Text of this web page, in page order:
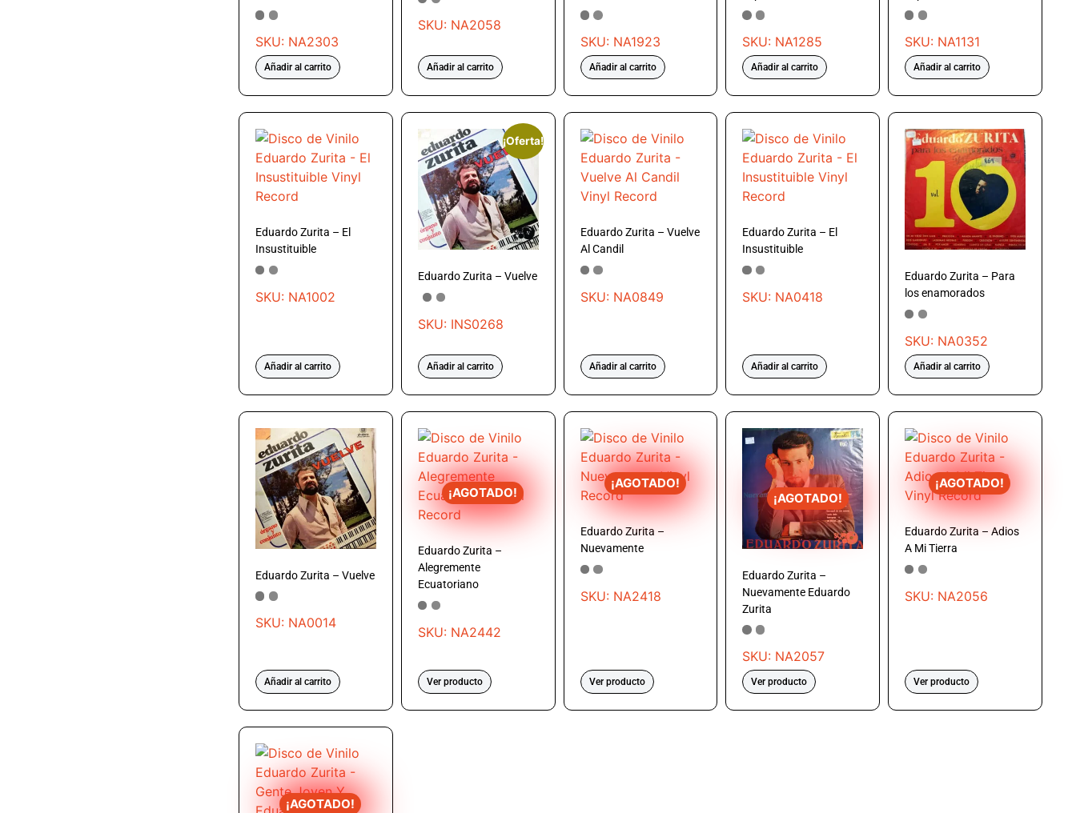
SKU: NA2303
Añadir al carrito
SKU: NA2058
Añadir al carrito
SKU: NA1923
Añadir al carrito
SKU: NA1285
Añadir al carrito
SKU: NA1131
Añadir al carrito
Eduardo Zurita – El
Insustituible
SKU: NA1002
Añadir al carrito
¡Oferta!
Eduardo Zurita – Vuelve
SKU: INS0268
Añadir al carrito
Eduardo Zurita – Vuelve
Al Candil
SKU: NA0849
Añadir al carrito
Eduardo Zurita – El
Insustituible
SKU: NA0418
Añadir al carrito
Eduardo Zurita – Para
los enamorados
SKU: NA0352
Añadir al carrito
Eduardo Zurita – Vuelve
SKU: NA0014
Añadir al carrito
¡AGOTADO!
Eduardo Zurita –
Alegremente
Ecuatoriano
SKU: NA2442
Ver producto
¡AGOTADO!
Eduardo Zurita –
Nuevamente
SKU: NA2418
Ver producto
¡AGOTADO!
Eduardo Zurita –
Nuevamente Eduardo
Zurita
SKU: NA2057
Ver producto
¡AGOTADO!
Eduardo Zurita – Adios
A Mi Tierra
SKU: NA2056
Ver producto
¡AGOTADO!